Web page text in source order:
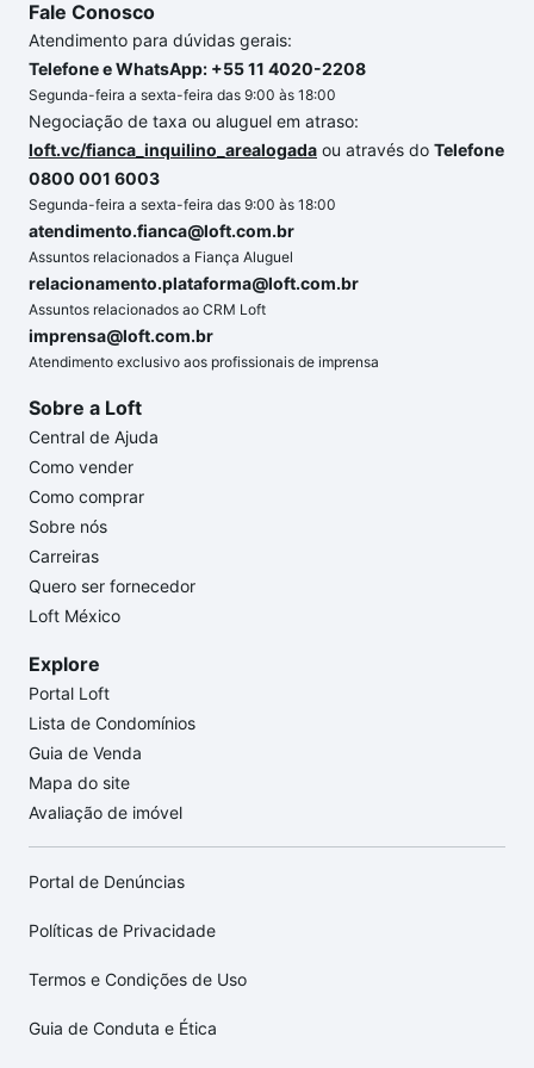
Fale Conosco
Atendimento para dúvidas gerais:
Telefone e WhatsApp: +55 11 4020-2208
Segunda-feira a sexta-feira das 9:00 às 18:00
Negociação de taxa ou aluguel em atraso:
loft.vc/fianca_inquilino_arealogada ou através do Telefone
0800 001 6003
Segunda-feira a sexta-feira das 9:00 às 18:00
atendimento.fianca@loft.com.br
Assuntos relacionados a Fiança Aluguel
relacionamento.plataforma@loft.com.br
Assuntos relacionados ao CRM Loft
imprensa@loft.com.br
Atendimento exclusivo aos profissionais de imprensa
Sobre a Loft
Central de Ajuda
Como vender
Como comprar
Sobre nós
Carreiras
Quero ser fornecedor
Loft México
Explore
Portal Loft
Lista de Condomínios
Guia de Venda
Mapa do site
Avaliação de imóvel
Portal de Denúncias
Políticas de Privacidade
Termos e Condições de Uso
Guia de Conduta e Ética